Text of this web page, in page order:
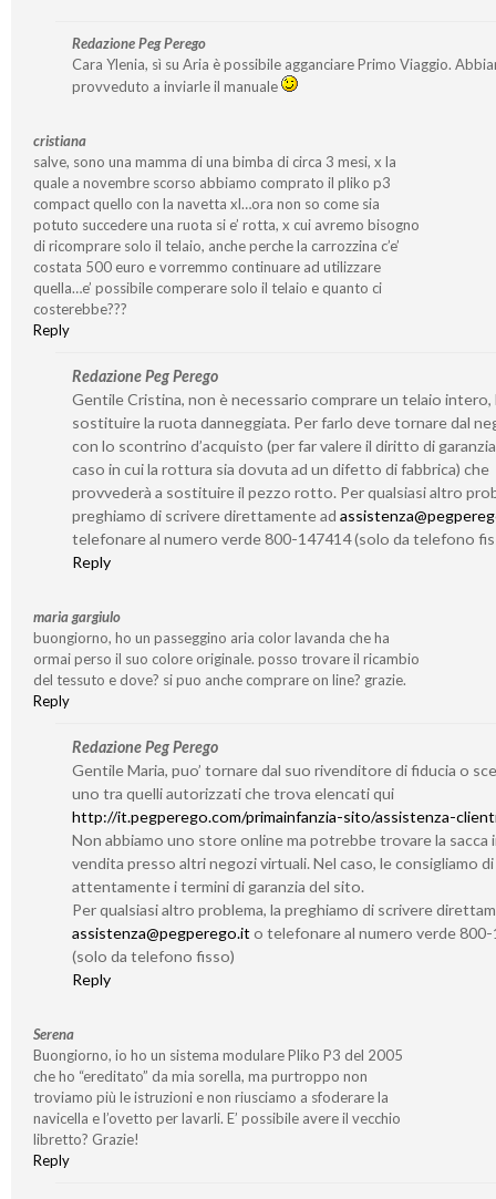
Redazione Peg Perego
Cara Ylenia, sì su Aria è possibile agganciare Primo Viaggio.
provveduto a inviarle il manuale
cristiana
salve, sono una mamma di una bimba di circa 3 mesi, x la
quale a novembre scorso abbiamo comprato il pliko p3
compact quello con la navetta xl…ora non so come sia
potuto succedere una ruota si e’ rotta, x cui avremo bisogno
di ricomprare solo il telaio, anche perche la carrozzina c’e’
costata 500 euro e vorremmo continuare ad utilizzare
quella…e’ possibile comperare solo il telaio e quanto ci
costerebbe???
Reply
Redazione Peg Perego
Gentile Cristina, non è necessario comprare un telaio intero,
sostituire la ruota danneggiata. Per farlo deve tornare dal
con lo scontrino d’acquisto (per far valere il diritto di
caso in cui la rottura sia dovuta ad un difetto di fabbrica) che
provvederà a sostituire il pezzo rotto. Per qualsiasi altro
preghiamo di scrivere direttamente ad
telefonare al numero verde 800-147414 (solo da telefono
Reply
maria gargiulo
buongiorno, ho un passeggino aria color lavanda che ha
ormai perso il suo colore originale. posso trovare il ricambio
del tessuto e dove? si puo anche comprare on line? grazie.
Reply
Redazione Peg Perego
Gentile Maria, puo’ tornare dal suo rivenditore di fiducia o
uno tra quelli autorizzati che trova elencati qui
http://it.pegperego.com/primainfanzia-sito/assistenza-
Non abbiamo uno store online ma potrebbe trovare la sacca
vendita presso altri negozi virtuali. Nel caso, le consigliamo
attentamente i termini di garanzia del sito.
Per qualsiasi altro problema, la preghiamo di scrivere
assistenza@pegperego.ito telefonare al numero verde 800-
(solo da telefono fisso)
Reply
Serena
Buongiorno, io ho un sistema modulare Pliko P3 del 2005
che ho “ereditato” da mia sorella, ma purtroppo non
troviamo più le istruzioni e non riusciamo a sfoderare la
navicella e l’ovetto per lavarli. E’ possibile avere il vecchio
libretto? Grazie!
Reply